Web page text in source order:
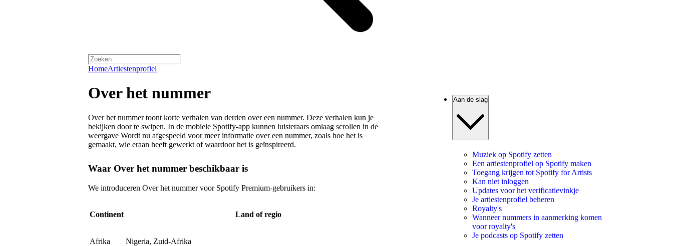
HomeArtiestenprofiel
Over het nummer
Over het nummer toont korte verhalen van derden over een nummer. Deze verhalen kun je
bekijken door te swipen. In de mobiele Spotify-app kunnen luisteraars omlaag scrollen in de
weergave Wordt nu afgespeeld voor meer informatie over een nummer, zoals hoe het is
gemaakt, wie eraan heeft gewerkt of waardoor het is geïnspireerd.
Waar Over het nummer beschikbaar is
We introduceren Over het nummer voor Spotify Premium-gebruikers in:
Continent Land of regio
Afrika Nigeria, Zuid-Afrika
Aan de slag
Muziek op Spotify zetten
Een artiestenprofiel op Spotify maken
Toegang krijgen tot Spotify for Artists
Kan niet inloggen
Updates voor het verificatievinkje
Je artiestenprofiel beheren
Royalty's
Wanneer nummers in aanmerking komen
voor royalty's
Je podcasts op Spotify zetten